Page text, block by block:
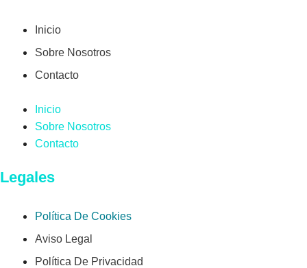
Inicio
Sobre Nosotros
Contacto
Inicio
Sobre Nosotros
Contacto
Legales
Política De Cookies
Aviso Legal
Política De Privacidad